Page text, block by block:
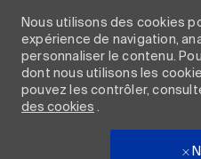
Nous utilisons des cookies
expérience de navigation,
personnaliser le contenu.
dont nous utilisons les
pouvez les contrôler,
des cookies .